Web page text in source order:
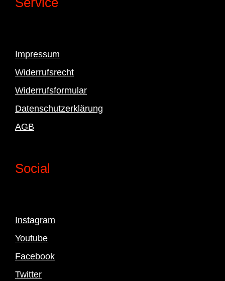
Impressum
Widerrufsrecht
Widerrufsformular
Datenschutzerklärung
AGB
Social
Instagram
Youtube
Facebook
Twitter